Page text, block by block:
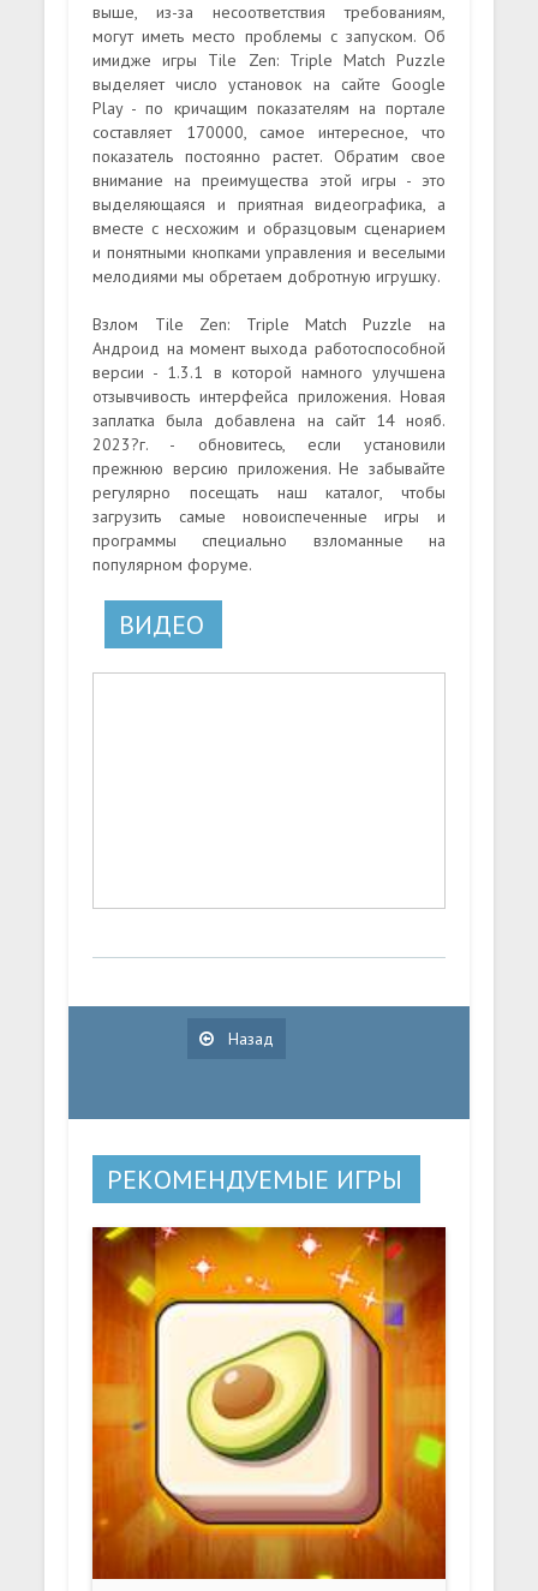
выше, из-за несоответствия требованиям,
могут иметь место проблемы с запуском. Об
имидже игры Tile Zen: Triple Match Puzzle
выделяет число установок на сайте Google
Play - по кричащим показателям на портале
составляет 170000, самое интересное, что
показатель постоянно растет. Обратим свое
внимание на преимущества этой игры - это
выделяющаяся и приятная видеографика, а
вместе с несхожим и образцовым сценарием
и понятными кнопками управления и веселыми
мелодиями мы обретаем добротную игрушку.
Взлом Tile Zen: Triple Match Puzzle на
Андроид на момент выхода работоспособной
версии - 1.3.1 в которой намного улучшена
отзывчивость интерфейса приложения. Новая
заплатка была добавлена на сайт 14 нояб.
2023?г. - обновитесь, если установили
прежнюю версию приложения. Не забывайте
регулярно посещать наш каталог, чтобы
загрузить самые новоиспеченные игры и
программы специально взломанные на
популярном форуме.
ВИДЕО
Назад
РЕКОМЕНДУЕМЫЕ ИГРЫ